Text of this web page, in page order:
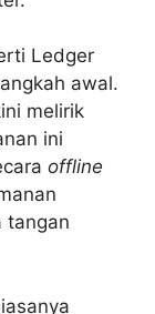
Ledger
awal.
melirik
ini
offline
tangan